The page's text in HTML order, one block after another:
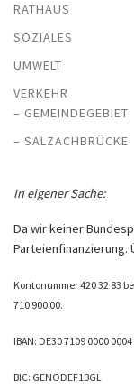
RATHAUS
SOZIALES
UMWELT
VERKEHR
– GEMEINDEGEBIET
– SALZACHBRÜCKE
In eigener Sache:
Da wir keiner
Parteienfinanzierung.
Kontonummer 420 32 83
710 900 00.
IBAN: DE30 7109 0000
BIC: GENODEF1BGL